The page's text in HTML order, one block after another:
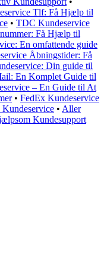
Tlf: Få Hjælp til
• TDC Kundeservice
Få Hjælp til
En omfattende guide
Åbningstider: Få
Din guide til
En Komplet Guide til
– En Guide til At
• FedEx Kundeservice
• Aller
Kundesupport